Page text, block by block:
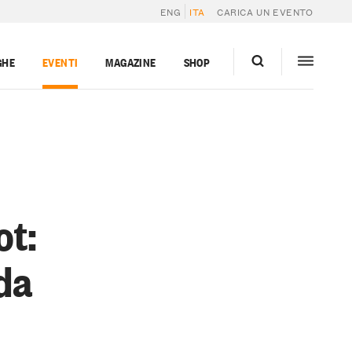
ENG ITA CARICA UN EVENTO
EVENTI MAGAZINE SHOP